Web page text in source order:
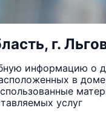
г.
информацию о
в
услуг